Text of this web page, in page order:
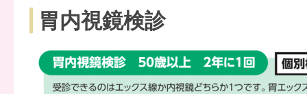
胃内視鏡検診